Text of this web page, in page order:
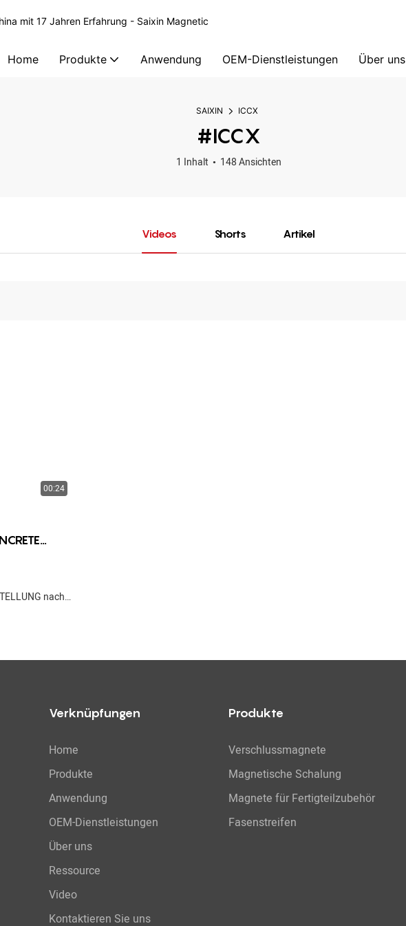
mit 17 Jahren Erfahrung - Saixin Magnetic
Home Produkte Anwendung OEM-Dienstleistungen Über uns
SAIXIN ICCX
#ICCX
1 Inhalt 148 Ansichten
Videos Shorts Artikel
00:24
nach
Verknüpfungen
Home
Produkte
Anwendung
OEM-Dienstleistungen
Über uns
Ressource
Video
Kontaktieren Sie uns
Produkte
Verschlussmagnete
Magnetische Schalung
Magnete für Fertigteilzubehör
Fasenstreifen